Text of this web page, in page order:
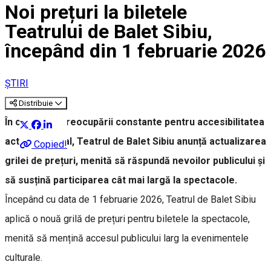
Noi prețuri la biletele
Teatrului de Balet Sibiu,
începând din 1 februarie 2026
ȘTIRI
Distribuie
Copied!
În contextul preocupării constante pentru accesibilitatea
actului cultural, Teatrul de Balet Sibiu anunță actualizarea
grilei de prețuri, menită să răspundă nevoilor publicului și
să susțină participarea cât mai largă la spectacole.
Începând cu data de 1 februarie 2026, Teatrul de Balet Sibiu
aplică o nouă grilă de prețuri pentru biletele la spectacole,
menită să mențină accesul publicului larg la evenimentele
culturale.